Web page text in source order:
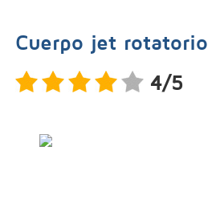
Cuerpo jet rotatorio
4/5